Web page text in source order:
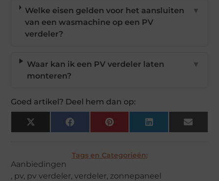
Welke eisen gelden voor het aansluiten
van een wasmachine op een PV
verdeler?
▼
Waar kan ik een PV verdeler laten
monteren?
▼
Goed artikel? Deel hem dan op:
X
(Twitter)
FacebookPinterestLinkedIn Email
Tags en Categorieën:
Aanbiedingen
, pv, pv verdeler,verdeler, zonnepaneel